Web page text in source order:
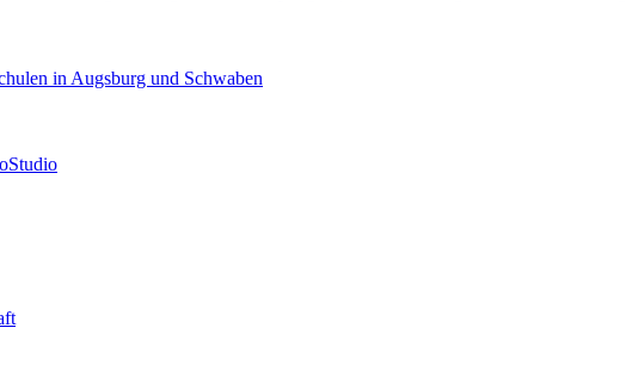
in Augsburg und Schwaben